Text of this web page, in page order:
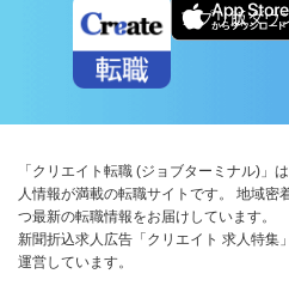
アプリ版ダウ
「クリエイト転職 (ジョブターミナル)」
人情報が満載の転職サイトです。 地域密
つ最新の転職情報をお届けしています。
新聞折込求人広告「クリエイト 求人特集
運営しています。